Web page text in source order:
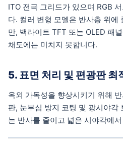
ITO 전극 그리드가 있으며 RGB
다. 컬러 변형 모델은 반사층 위에
만, 백라이트 TFT 또는 OLED 패
채도에는 미치지 못합니다.
5. 표면 처리 및 편광판 최
옥외 가독성을 향상시키기 위해
판, 눈부심 방지 코팅 및 광시야각
는 반사를 줄이고 넓은 시야각에